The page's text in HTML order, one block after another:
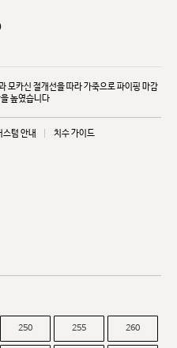
모카신 절개선을 따라 가죽으로 파이핑 마감
높였습니다
스텀 안내 치수 가이드
250 255 260